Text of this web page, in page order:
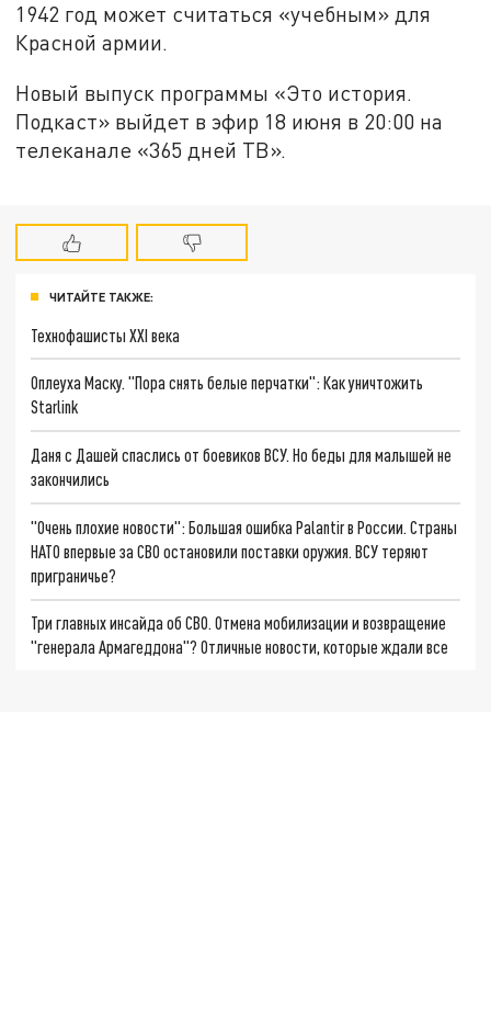
1942 год может считаться «учебным» для
Красной армии.
Новый выпуск программы «Это история.
Подкаст» выйдет в эфир 18 июня в 20:00 на
телеканале «365 дней ТВ».
ЧИТАЙТЕ ТАКЖЕ:
Технофашисты XXI века
Оплеуха Маску. "Пора снять белые перчатки": Как уничтожить
Starlink
Даня с Дашей спаслись от боевиков ВСУ. Но беды для малышей не
закончились
"Очень плохие новости": Большая ошибка Palantir в России. Страны
НАТО впервые за СВО остановили поставки оружия. ВСУ теряют
приграничье?
Три главных инсайда об СВО. Отмена мобилизации и возвращение
"генерала Армагеддона"? Отличные новости, которые ждали все